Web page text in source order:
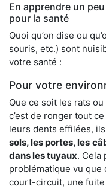
En apprendre un
pour la santé
Quoi qu’on dise ou
souris, etc.) sont
votre santé :
Pour votre
Que ce soit les rats
c’est de ronger tout
leurs dents effilées,
sols, les portes, les
dans les tuyaux. Cela
problématique vu que
court-circuit, une